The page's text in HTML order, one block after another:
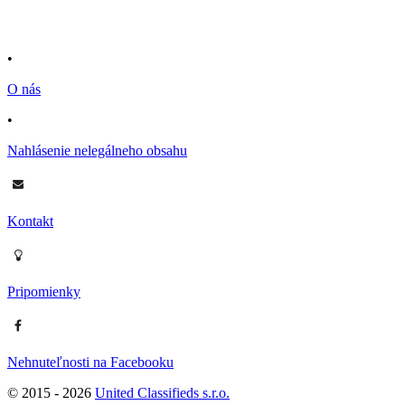
•
O nás
•
Nahlásenie nelegálneho obsahu
Kontakt
Pripomienky
Nehnuteľnosti na Facebooku
© 2015 - 2026 United Classifieds s.r.o.